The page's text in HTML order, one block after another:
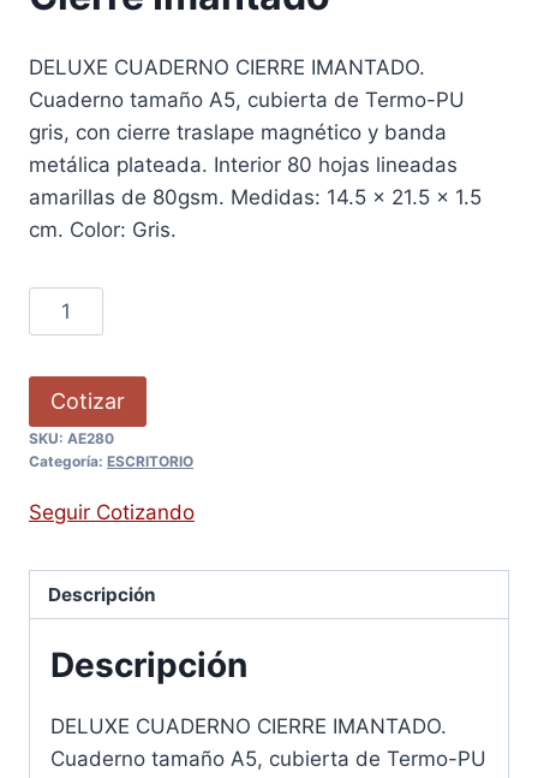
DELUXE CUADERNO CIERRE IMANTADO.
Cuaderno tamaño A5, cubierta de Termo-PU
gris, con cierre traslape magnético y banda
metálica plateada. Interior 80 hojas lineadas
amarillas de 80gsm. Medidas: 14.5 x 21.5 x 1.5
cm. Color: Gris.
Cotizar
SKU: AE280
Categoría: ESCRITORIO
Seguir Cotizando
Descripción
Descripción
DELUXE CUADERNO CIERRE IMANTADO.
Cuaderno tamaño A5, cubierta de Termo-PU